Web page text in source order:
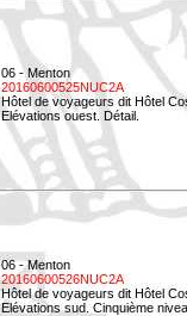
06 - Menton
20160600525NUC2A
Hôtel de voyageurs dit Hôtel
Elévations ouest. Détail.
06 - Menton
20160600526NUC2A
Hôtel de voyageurs dit Hôtel
Elévations sud. Cinquième